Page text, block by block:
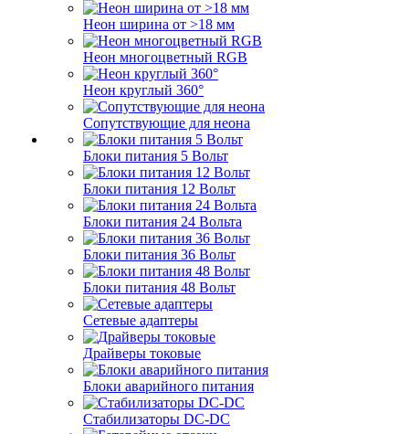
Неон ширина от >18 мм
Неон многоцветный RGB
Неон круглый 360°
Сопутствующие для неона
Блоки питания 5 Вольт
Блоки питания 12 Вольт
Блоки питания 24 Вольта
Блоки питания 36 Вольт
Блоки питания 48 Вольт
Сетевые адаптеры
Драйверы токовые
Блоки аварийного питания
Стабилизаторы DC-DC